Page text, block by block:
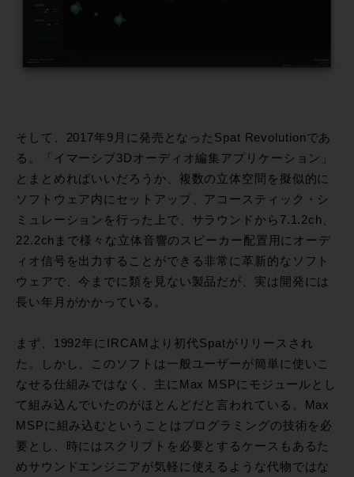
そして、2017年9月に発売となったSpat Revolutionであ
る。「イマーシブ3Dオーディオ編集アプリケーション」
とまとめればいいだろうか、複数の立体空間を擬似的に
ソフトウェア内にセットアップ、アコースティック・シ
ミュレーションを行った上で、サラウンドから7.1.2ch、
22.2chまで様々な立体音響のスピーカー配置用にオーデ
ィオ信号を出力することができる非常に革新的なソフト
ウェアで、今までに類を見ない製品だが、実は開発には
長い年月がかかっている。
まず、1992年にIRCAMより初代Spatがリリースされ
た。しかし、このソフトは一般ユーザーが簡単に使いこ
なせる仕組みではなく、主にMax MSPにモジュールとし
て組み込んでいたのがほとんどだと言われている。Max
MSPに組み込むということはプログラミングの技術を必
要とし、時にはスクリプトを必要とするケースもあるた
めサウンドエンジニアが気軽に使えるような代物ではな